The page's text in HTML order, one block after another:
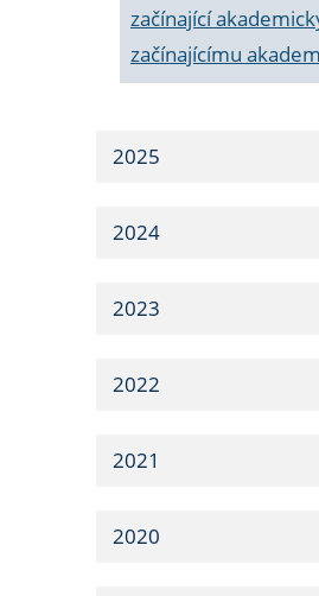
začínající
začínajícímu
2025
2024
2023
2022
2021
2020